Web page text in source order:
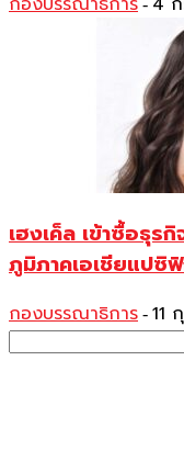
-
เฮงเค็ล เข้าซื้อธุร
ภูมิภาคเอเชียแปซิ
กองบรรณาธิการ - 11